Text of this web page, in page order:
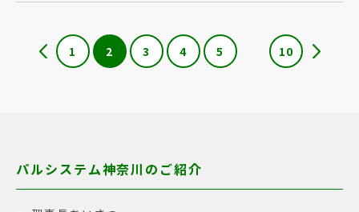
1 2 3 4 5 10
パルシステム神奈川のご紹介